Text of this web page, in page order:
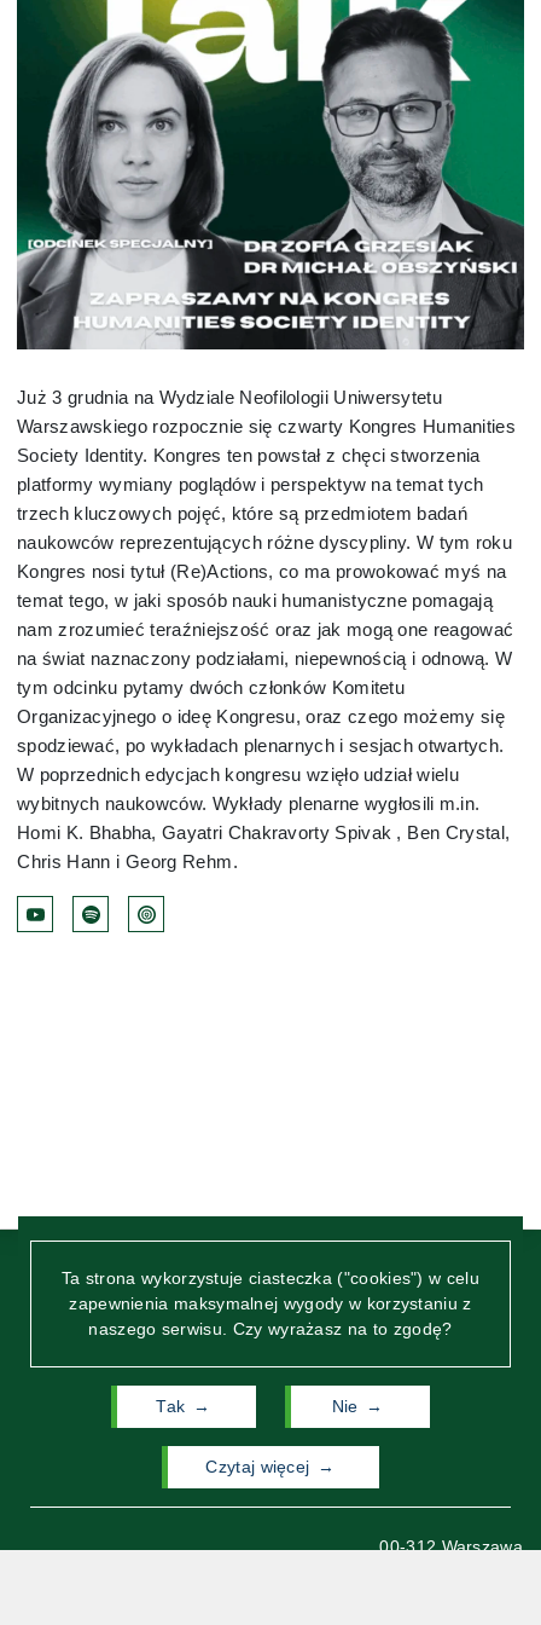
Ta strona wykorzystuje ciasteczka ("cookies") w celu
zapewnienia maksymalnej wygody w korzystaniu z
naszego serwisu. Czy wyrażasz na to zgodę?
Tak Nie
czytaj więcej
Rada Samorządu Studentów
Reprezentanci studentów w strukturach UW
Działalność naukowa
Ścieżki warsztatowe
Wsparcie naukowe
Wsparcie socjalne
Wsparcie psychologiczne
Rzeczniczka
Administracja
Dyrektor Administracyjna
Dział planowania i monitorowania dydaktyki
Sekcja Ekonomiczno-Finansowa
Sekcja IT
Sekretariat Instytutów i Katedr
Już 3 grudnia na Wydziale Neofilologii Uniwersytetu
Warszawskiego rozpocznie się czwarty Kongres Humanities
Society Identity. Kongres ten powstał z chęci stworzenia
platformy wymiany poglądów i perspektyw na temat tych
trzech kluczowych pojęć, które są przedmiotem badań
naukowców reprezentujących różne dyscypliny. W tym roku
Kongres nosi tytuł (Re)Actions, co ma prowokować myś na
temat tego, w jaki sposób nauki humanistyczne pomagają
nam zrozumieć teraźniejszość oraz jak mogą one reagować
na świat naznaczony podziałami, niepewnością i odnową. W
tym odcinku pytamy dwóch członków Komitetu
Organizacyjnego o ideę Kongresu, oraz czego możemy się
spodziewać, po wykładach plenarnych i sesjach otwartych.
W poprzednich edycjach kongresu wzięło udział wielu
wybitnych naukowców. Wykłady plenarne wygłosili m.in.
Homi K. Bhabha, Gayatri Chakravorty Spivak ,⁠ Ben Crystal⁠,
⁠Chris Hann⁠ i ⁠Georg Rehm⁠.
Uniwersytetu Warszawskiego
00-312 Warszawa